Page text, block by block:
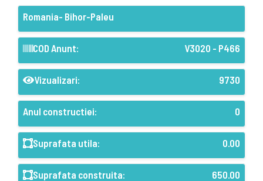
Romania- Bihor-Paleu
COD Anunt: V3020 - P466
Vizualizari: 9730
Anul constructiei: 0
Suprafata utila: 0.00
Suprafata construita: 650.00